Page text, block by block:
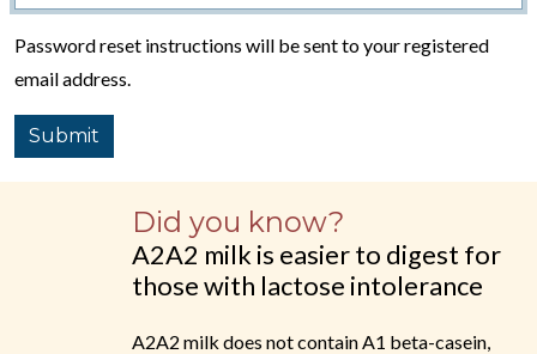
Password reset instructions will be sent to your registered
email address.
Submit
Did you know?
A2A2 milk is easier to digest for
those with lactose intolerance
A2A2 milk does not contain A1 beta-casein,